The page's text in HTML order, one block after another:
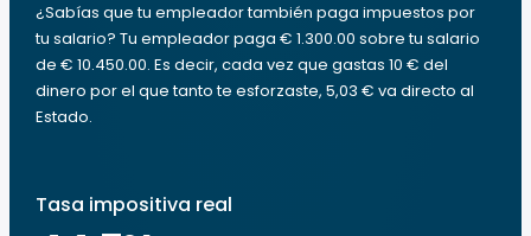
¿Sabías que tu empleador también paga impuestos por
tu salario? Tu empleador paga € 1.300.00 sobre tu salario
de € 10.450.00. Es decir, cada vez que gastas 10 € del
dinero por el que tanto te esforzaste, 5,03 € va directo al
Estado.
Tasa impositiva real